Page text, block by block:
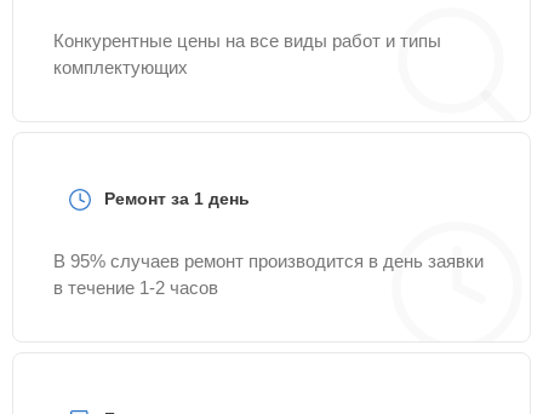
Конкурентные цены на все виды работ и типы
комплектующих
Ремонт за 1 день
В 95% случаев ремонт производится в день заявки
в течение 1-2 часов